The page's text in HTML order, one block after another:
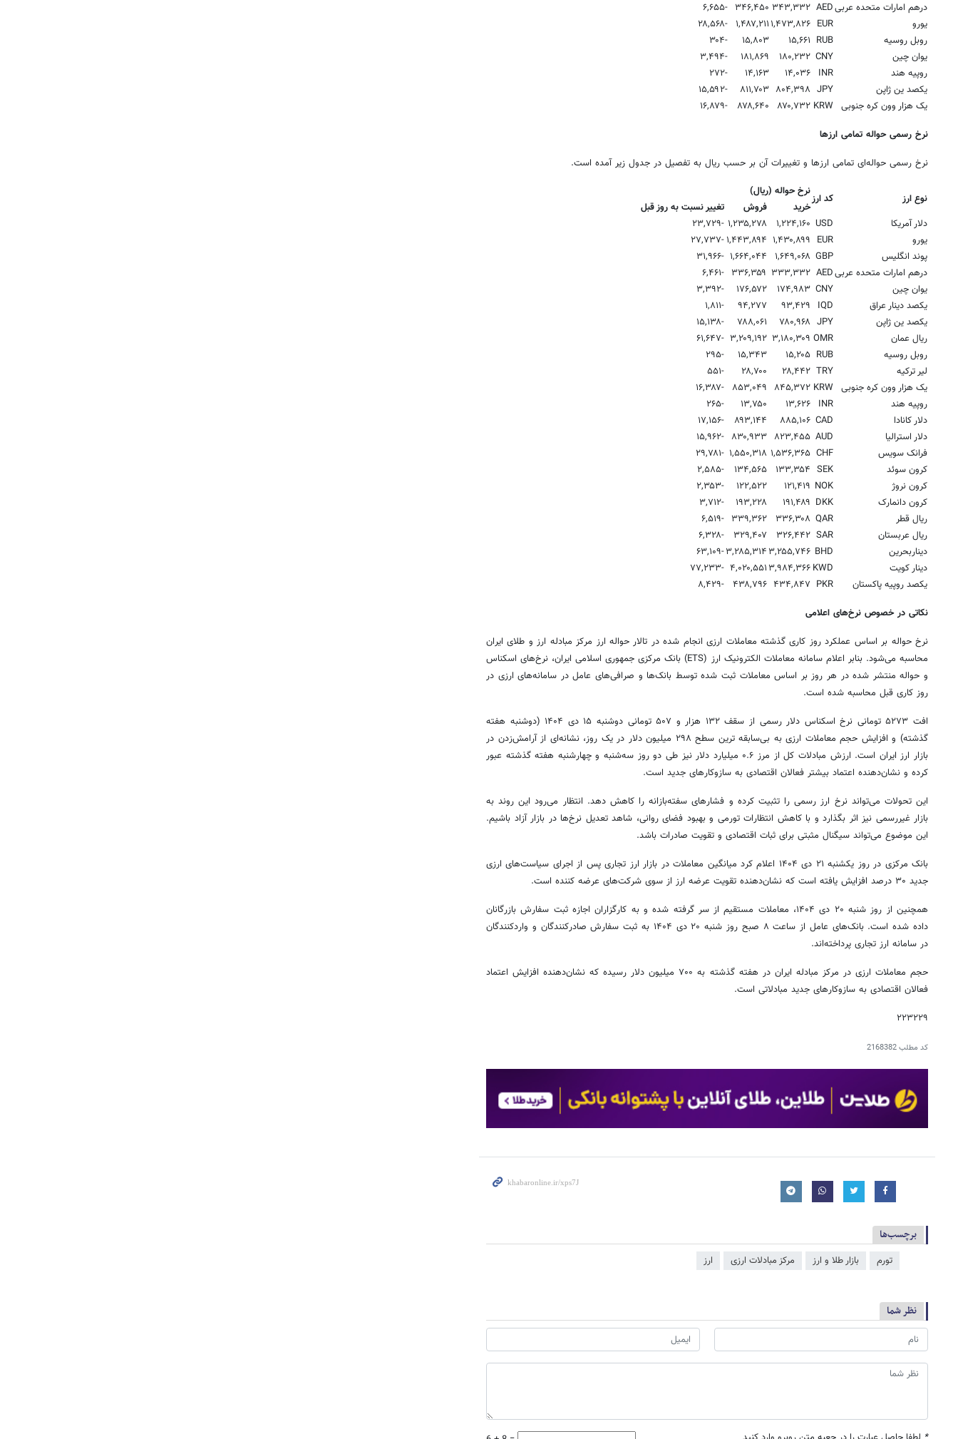
درهم امارات متحده عربیAED ۳۴۳,۳۳۲ ۳۴۶,۴۵۰ -۶,۶۵۵
یورو
EUR ۱,۴۷۳,۸۲۶ ۱,۴۸۷,۲۱۱ -۲۸,۵۶۸
روبل روسیه
RUB ۱۵,۶۶۱ ۱۵,۸۰۳
-۳۰۴
یوان چین
CNY ۱۸۰,۲۳۲ ۱۸۱,۸۶۹
-۳,۴۹۴
روپیه هند
INR ۱۴,۰۳۶ ۱۴,۱۶۳
-۲۷۲
یکصد ین ژاپن
JPY ۸۰۴,۳۹۸ ۸۱۱,۷۰۳
-۱۵,۵۹۲
یک هزار وون کره جنوبی KRW ۸۷۰,۷۳۲ ۸۷۸,۶۴۰
-۱۶,۸۷۹
نرخ رسمی حواله تمامی ارزها
نرخ رسمی حواله‌ای تمامی ارزها و تغییرات آن بر حسب ریال به تفصیل در جدول زیر آمده است.
نوع ارز کد ارز
نرخ حواله (ریال)
خرید
فروش
تغییر نسبت به روز قبل
دلار آمریکا
USD ۱,۲۲۴,۱۶۰ ۱,۲۳۵,۲۷۸ -۲۳,۷۲۹
یورو
EUR ۱,۴۳۰,۸۹۹ ۱,۴۴۳,۸۹۴ -۲۷,۷۳۷
پوند انگلیس
GBP ۱,۶۴۹,۰۶۸ ۱,۶۶۴,۰۴۴ -۳۱,۹۶۶
درهم امارات متحده عربیAED ۳۳۳,۳۳۲ ۳۳۶,۳۵۹ -۶,۴۶۱
یوان چین
CNY ۱۷۴,۹۸۳ ۱۷۶,۵۷۲
-۳,۳۹۲
یکصد دینار عراق
IQD ۹۳,۴۲۹ ۹۴,۲۷۷
-۱,۸۱۱
یکصد ین ژاپن
JPY ۷۸۰,۹۶۸ ۷۸۸,۰۶۱
-۱۵,۱۳۸
ریال عمان
OMR ۳,۱۸۰,۳۰۹ ۳,۲۰۹,۱۹۲ -۶۱,۶۴۷
روبل روسیه
RUB ۱۵,۲۰۵ ۱۵,۳۴۳
-۲۹۵
لیر ترکیه
TRY ۲۸,۴۴۲ ۲۸,۷۰۰
-۵۵۱
یک هزار وون کره جنوبی KRW ۸۴۵,۳۷۲ ۸۵۳,۰۴۹ -۱۶,۳۸۷
روپیه هند
INR ۱۳,۶۲۶ ۱۳,۷۵۰
-۲۶۵
دلار کانادا
CAD ۸۸۵,۱۰۶ ۸۹۳,۱۴۴
-۱۷,۱۵۶
دلار استرالیا
AUD ۸۲۳,۴۵۵ ۸۳۰,۹۳۳ -۱۵,۹۶۲
فرانک سویس
CHF ۱,۵۳۶,۳۶۵ ۱,۵۵۰,۳۱۸ -۲۹,۷۸۱
کرون سوئد
SEK ۱۳۳,۳۵۴ ۱۳۴,۵۶۵
-۲,۵۸۵
کرون نروژ
NOK ۱۲۱,۴۱۹ ۱۲۲,۵۲۲
-۲,۳۵۳
کرون دانمارک
DKK ۱۹۱,۴۸۹ ۱۹۳,۲۲۸
-۳,۷۱۲
ریال قطر
QAR ۳۳۶,۳۰۸ ۳۳۹,۳۶۲ -۶,۵۱۹
ریال عربستان
SAR ۳۲۶,۴۴۲ ۳۲۹,۴۰۷
-۶,۳۲۸
دیناربحرین
BHD ۳,۲۵۵,۷۴۶ ۳,۲۸۵,۳۱۴-۶۳,۱۰۹
دینار کویت
KWD ۳,۹۸۴,۳۶۶ ۴,۰۲۰,۵۵۱ -۷۷,۲۳۳
یکصد روپیه پاکستان
PKR ۴۳۴,۸۴۷ ۴۳۸,۷۹۶
-۸,۴۲۹
نکاتی در خصوص نرخ‌های اعلامی
نرخ حواله بر اساس عملکرد روز کاری گذشته معاملات ارزی انجام شده در تالار حواله ارز مرکز مبادله ارز و طلای ایران
محاسبه می‌شود. بنابر اعلام سامانه معاملات الکترونیک ارز (ETS) بانک مرکزی جمهوری اسلامی ایران، نرخ‌های اسکناس
و حواله منتشر شده در هر روز بر اساس معاملات ثبت شده توسط بانک‌ها و صرافی‌های عامل در سامانه‌های ارزی در
روز کاری قبل محاسبه شده است.
افت ۵۲۷۳ تومانی نرخ اسکناس دلار رسمی از سقف ۱۳۲ هزار و ۵۰۷ تومانی دوشنبه ۱۵ دی ۱۴۰۴ (دوشنبه هفته
گذشته) و افزایش حجم معاملات ارزی به بی‌سابقه ترین سطح ۲۹۸ میلیون دلار در یک روز، نشانه‌ای از آرامش‌زدن در
بازار ارز ایران است. ارزش مبادلات کل از مرز ۰.۶ میلیارد دلار نیز طی دو روز سه‌شنبه و چهارشنبه هفته گذشته عبور
کرده و نشان‌دهنده اعتماد بیشتر فعالان اقتصادی به سازوکارهای جدید است.
این تحولات می‌تواند نرخ ارز رسمی را تثبیت کرده و فشارهای سفته‌بازانه را کاهش دهد. انتظار می‌رود این روند به
بازار غیررسمی نیز اثر بگذارد و با کاهش انتظارات تورمی و بهبود فضای روانی، شاهد تعدیل نرخ‌ها در بازار آزاد باشیم.
این موضوع می‌تواند سیگنال مثبتی برای ثبات اقتصادی و تقویت صادرات باشد.
بانک مرکزی در روز یکشنبه ۲۱ دی ۱۴۰۴ اعلام کرد میانگین معاملات در بازار ارز تجاری پس از اجرای سیاست‌های ارزی
جدید ۳۰ درصد افزایش یافته است که نشان‌دهنده تقویت عرضه ارز از سوی شرکت‌های عرضه کننده است.
همچنین از روز شنبه ۲۰ دی ۱۴۰۴، معاملات مستقیم از سر گرفته شده و به کارگزاران اجازه ثبت سفارش بازرگانان
داده شده است. بانک‌های عامل از ساعت ۸ صبح روز شنبه ۲۰ دی ۱۴۰۴ به ثبت سفارش صادرکنندگان و واردکنندگان
در سامانه ارز تجاری پرداخته‌اند.
حجم معاملات ارزی در مرکز مبادله ایران در هفته گذشته به ۷۰۰ میلیون دلار رسیده که نشان‌دهنده افزایش اعتماد
فعالان اقتصادی به سازوکارهای جدید مبادلاتی است.
۲۲۳۲۲۹
کد مطلب2168382
برچسب‌ها
تورم بازار طلا و ارز مرکز مبادلات ارزی ارز
نظر شما